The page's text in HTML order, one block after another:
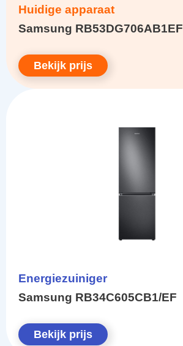
Huidige apparaat
Samsung RB53DG706AB1EF
Bekijk prijs
Energiezuiniger
Samsung RB34C605CB1/EF
Bekijk prijs